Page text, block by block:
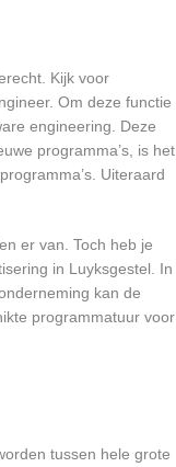
Kijk voor
Om deze functie
engineering. Deze
programma’s, is het
Uiteraard
er van. Toch heb je
in Luyksgestel. In
kan de
programmatuur voor
tussen hele grote